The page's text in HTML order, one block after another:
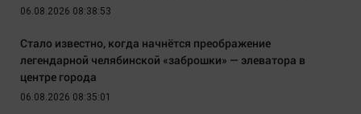
06.08.2026 08:38:53
Стало известно, когда начнётся преображение
легендарной челябинской «заброшки» — элеватора в
центре города
06.08.2026 08:35:01